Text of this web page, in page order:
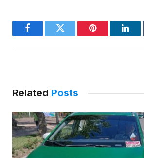
FacebookTwitter Pinterest
Related Posts